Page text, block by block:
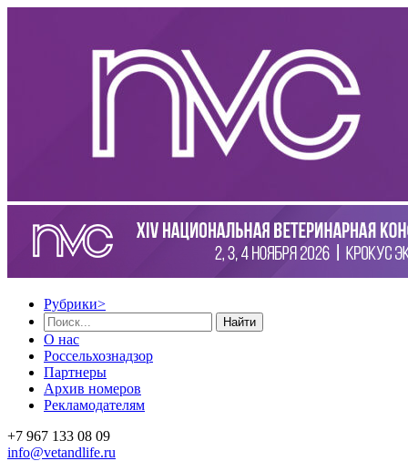
Рубрики>
Найти
О нас
Россельхознадзор
Партнеры
Архив номеров
Рекламодателям
+7 967 133 08 09
info@vetandlife.ru